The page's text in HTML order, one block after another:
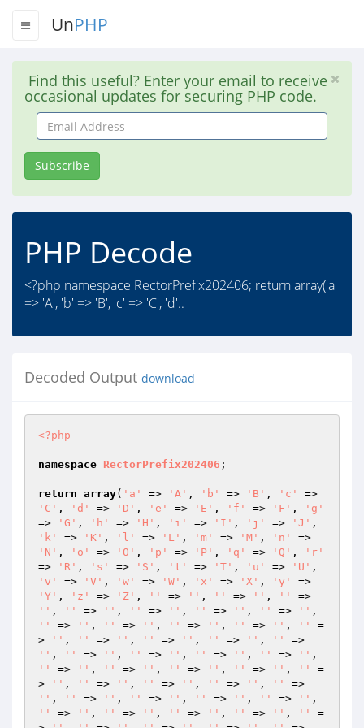
UnPHP
Find this useful? Enter your email to receive
occasional updates for securing PHP code.
Email
Address
Subscribe
PHP Decode
<?php namespace RectorPrefix202406; return array('a'
=> 'A', 'b' => 'B', 'c' => 'C', 'd'..
Decoded Output download
<?php
namespace RectorPrefix202406 ;
return array( 'a' => 'A' , 'b' => 'B' , 'c'
'C' , 'd' => 'D' , 'e' => 'E' , 'f' => 'F' ,
'g'
=>
'G' , 'h' => 'H' , 'i' => 'I' , 'j' => 'J'
'k'
=> 'K' , 'l' => 'L' , 'm' => 'M' , 'n'
'N' , 'o' => 'O' , 'p' => 'P' , 'q' => 'Q' ,
'r'
=>
'R' , 's' => 'S' , 't' => 'T' , 'u' => 'U'
'v'
=> 'V' , 'w' => 'W' , 'x' => 'X' , 'y'
'Y' , 'z' => 'Z' , '' => '' , '' => '' , ''
'' , '' => '' , '' => '' , '' => '' , '' => ''
''
=> '' , '' => '' , '' => '' , '' => '' , ''
=
>
'' , '' => '' , '' => '' , '' => '' , ''
'' , '' => '' , '' => '' , '' => '' , '' => ''
''
=> '' , '' => '' , '' => '' , '' => '' , ''
=
>
'' , '' => '' , '' => '' , '' => '' , ''
'' , '' => '' , '' => '' , '' => '' , '' => ''
''
=> '' , '' => '' , '' => '' , '' => '' , ''
=